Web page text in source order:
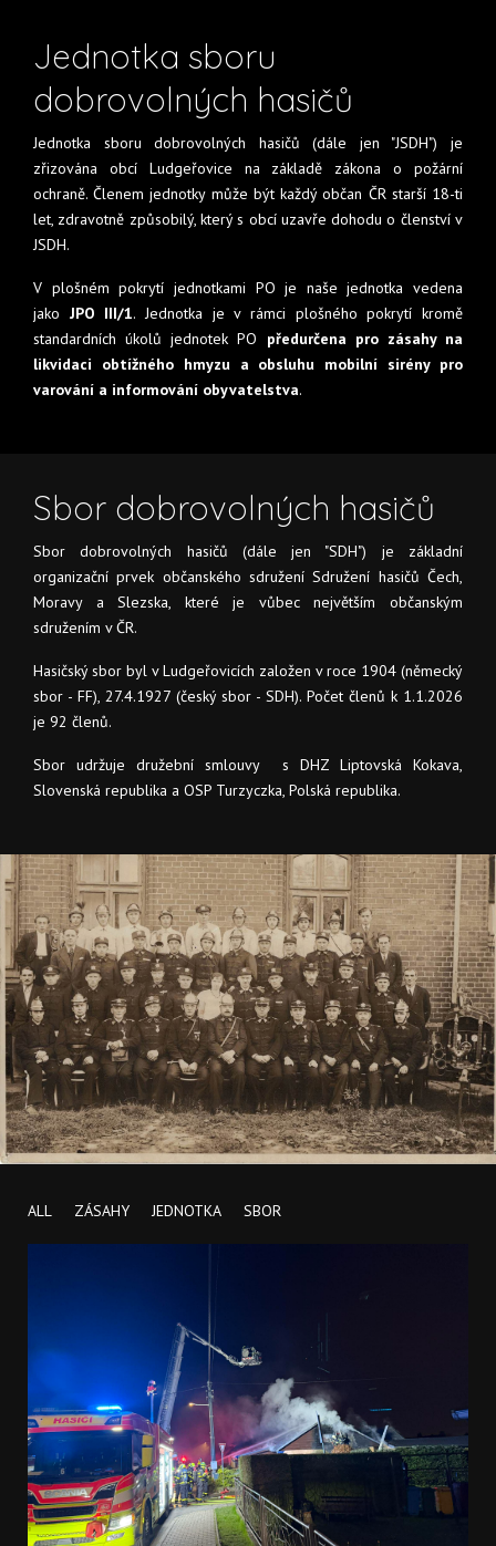
Jednotka sboru
dobrovolných hasičů
Jednotka sboru dobrovolných hasičů (dále jen "JSDH") je
zřizována obcí Ludgeřovice na základě zákona o požární
ochraně. Členem jednotky může být každý občan ČR starší 18-ti
let, zdravotně způsobilý, který s obcí uzavře dohodu o členství v
JSDH.
V plošném pokrytí jednotkami PO je naše jednotka vedena
jako JPO III/1. Jednotka je v rámci plošného pokrytí kromě
standardních úkolů jednotek PO předurčena pro zásahy na
likvidaci obtížného hmyzu a obsluhu mobilní sirény pro
varování a informování obyvatelstva.
Sbor dobrovolných hasičů
Sbor dobrovolných hasičů (dále jen "SDH") je základní
organizační prvek občanského sdružení Sdružení hasičů Čech,
Moravy a Slezska, které je vůbec největším občanským
sdružením v ČR.
Hasičský sbor byl v Ludgeřovicích založen v roce 1904 (německý
sbor - FF), 27.4.1927 (český sbor - SDH). Počet členů k 1.1.2026
je 92 členů.
Sbor udržuje družební smlouvy s DHZ Liptovská Kokava,
Slovenská republika a OSP Turzyczka, Polská republika.
ALL ZÁSAHY JEDNOTKA SBOR